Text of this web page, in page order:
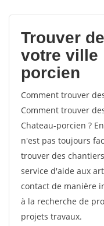
Trouver
votre ville
porcien
Comment trouver
Comment trouver
Chateau-porcien ?
n'est pas toujours
trouver des
service d'aide aux
contact de manière
à la recherche de
projets travaux.